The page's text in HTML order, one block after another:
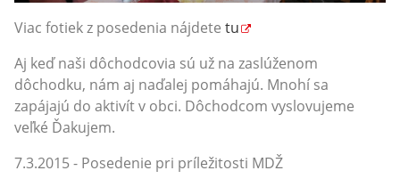
Viac fotiek z posedenia nájdete tu
Aj keď naši dôchodcovia sú už na zaslúženom
dôchodku, nám aj naďalej pomáhajú. Mnohí sa
zapájajú do aktivít v obci. Dôchodcom vyslovujeme
veľké Ďakujem.
7.3.2015 - Posedenie pri príležitosti MDŽ